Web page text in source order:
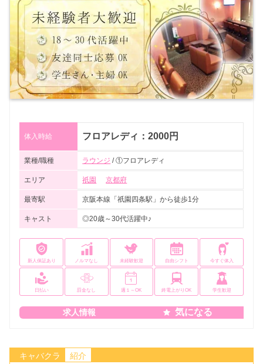
体入時給 フロアレディ：2000円
業種/職種 ラウンジ / ①フロアレディ
エリア 祇園 京都府
最寄駅 京阪本線「祇園四条駅」から徒歩1分
キャスト ◎20歳～30代活躍中♪
新人保証あり ノルマなし 未経験歓迎 自由シフト 今すぐ体入
日払い 罰金なし 週１～OK 終電上がりOK 学生歓迎
求人情報 気になる
キャバクラ 紹介